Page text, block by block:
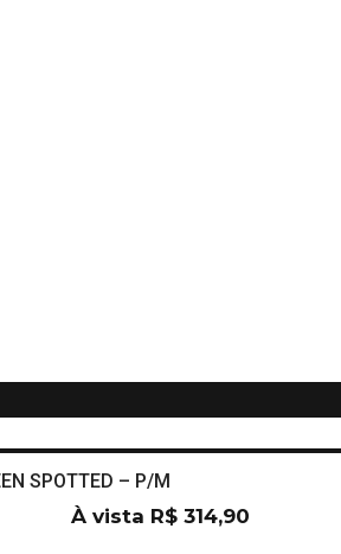
SPOTTED – P/M
À vista R$314,90